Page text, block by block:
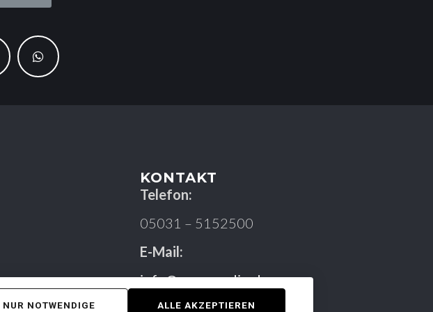
KONTAKT
Telefon:
05031 – 5152500
E-Mail:
info@car-u-audio.de
NUR NOTWENDIGE ALLE AKZEPTIEREN